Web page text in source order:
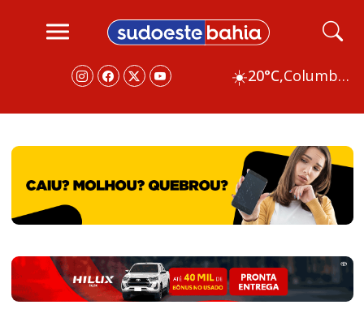
☀️20°C, Columbus